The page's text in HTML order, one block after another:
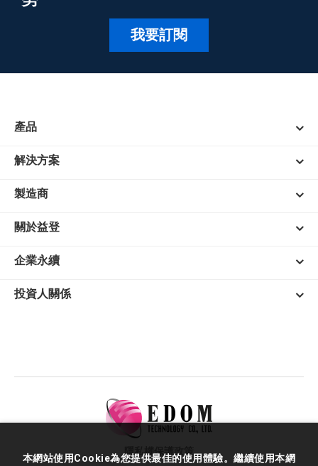
我要訂閱
產品
解決方案
製造商
關於益登
企業永續
投資人關係
隱私權保護政策
本網站使用Cookie為您提供最佳的使用體驗。繼續使用本網